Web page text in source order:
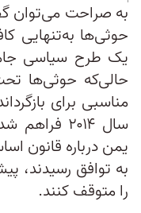
به صراحت می‌توان
حوثی‌ها به‌تنهایی
یک طرح سیاسی
حالی‌که حوثی‌ها
مناسبی برای
سال ۲۰۱۴
یمن درباره قانون
به توافق رسیدند،
را متوقف کنند.